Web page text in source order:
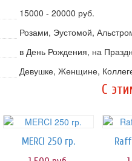
15000 - 20000 руб.
Розами, Эустомой,
в День Рождения, на
Девушке, Женщине,
C
MERCI 250 гр.